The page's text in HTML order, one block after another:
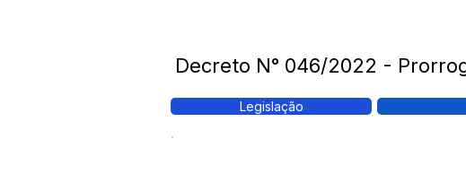
Decreto N° 046/2022 -
Legislação